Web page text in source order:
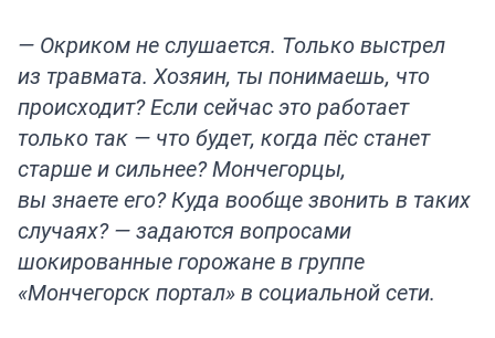
— Окриком не слушается. Только выстрел
из травмата. Хозяин, ты понимаешь, что
происходит? Если сейчас это работает
только так — что будет, когда пёс станет
старше и сильнее? Мончегорцы,
вы знаете его? Куда вообще звонить в таких
случаях? — задаются вопросами
шокированные горожане в группе
«Мончегорск портал» в социальной сети.